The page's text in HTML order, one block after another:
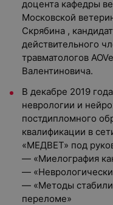
доцента кафедры
Московской
Скрябина ,
действительного
травматологов
Валентиновича.
В декабре 2019
неврологии и
постдипломного
квалификации в
«МЕДВЕТ» под
— «Миелография
—
— «Методы
переломе»